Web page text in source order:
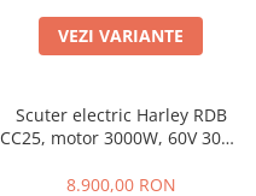
VEZI VARIANTE
Scuter electric Harley RDB
CC25, motor 3000W, 60V 30Ah
25km/h fara permis, 2 locuri,
8.900,00 RON